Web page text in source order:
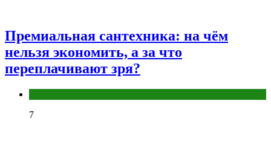
Премиальная сантехника: на чём
нельзя экономить, а за что
переплачивают зря?
7